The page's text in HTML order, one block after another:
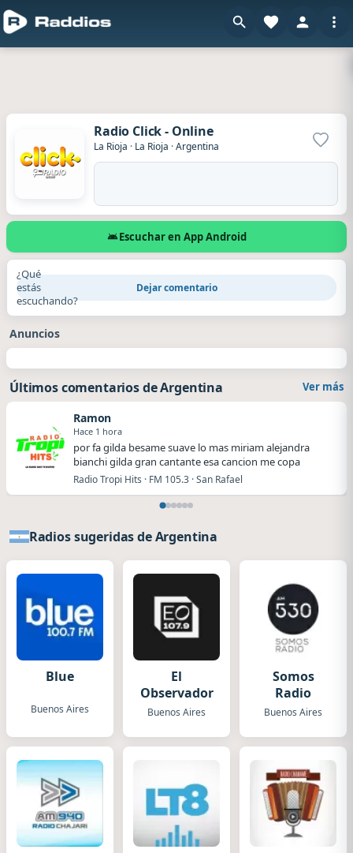
Radio Click - Online
La Rioja · La Rioja ·Argentina
Escuchar en App Android
¿Qué
estás
escuchando?
Dejar comentario
Anuncios
Últimos comentarios de Argentina Ver más
Ramon
Hace 1 hora
por fa gilda besame suave lo mas miriam alejandra
bianchi gilda gran cantante esa cancion me copa
Radio Tropi Hits · FM 105.3 · San Rafael
Radios sugeridas de Argentina
Blue
Buenos Aires
El
Observador
Buenos Aires
Somos
Radio
Buenos Aires